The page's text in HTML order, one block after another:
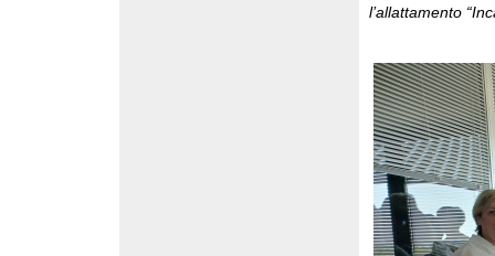
l’allattamento